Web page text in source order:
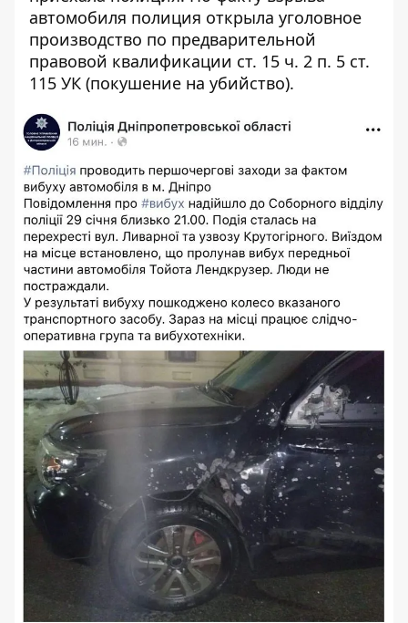
автомобиля полиция открыла уголовное
производство по предварительной
правовой квалификации ст. 15 ч. 2 п. 5 ст.
115 УК (покушение на убийство).